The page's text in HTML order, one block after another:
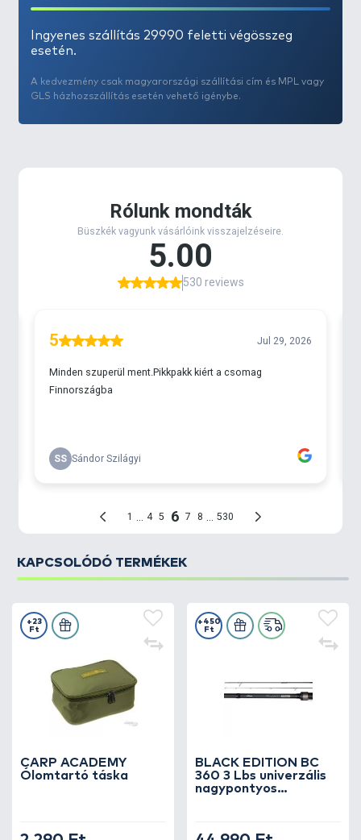
szerkezetét, amelyen horgászik.
Egyedülálló, tördelt fekete/zöld álcával a
Nem tükröződő, puha tapintású festék
könnyebb elhelyezés érdekében és a kiváló
Ingyenes szállítás 29990 feletti végösszeg
esetén.
A kedvezmény csak magyarországi szállítási cím és MPL vagy
GLS házhozszállítás esetén vehető igénybe.
KAPCSOLÓDÓ TERMÉKEK
CARP ACADEMY
Ólomtartó táska
+23
Ft
BLACK EDITION BC
360 3 Lbs univerzális
nagypontyos
+450
Ft